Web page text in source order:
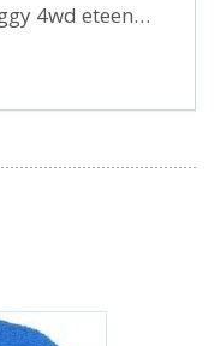
4wd eteen…